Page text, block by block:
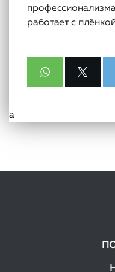
работает с
а